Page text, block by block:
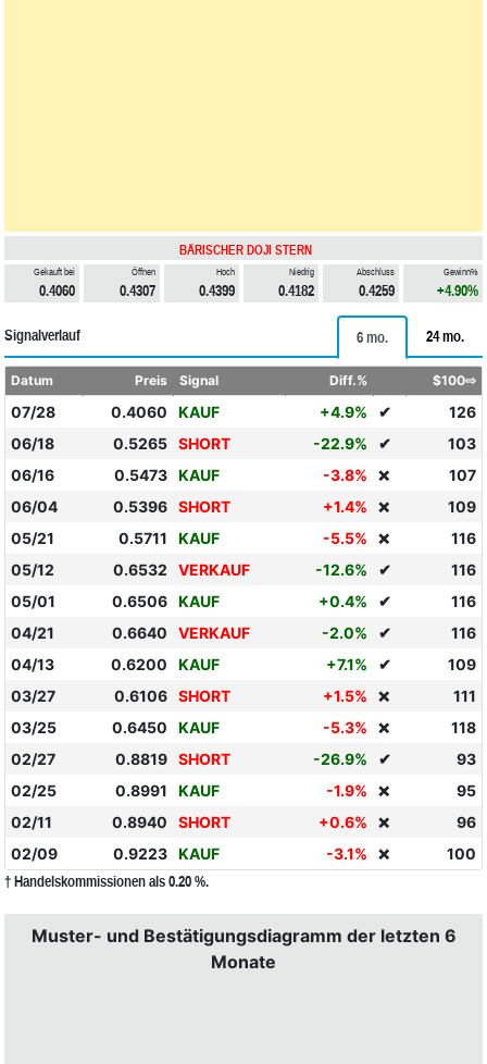
BÄRISCHER DOJI STERN
Gekauft bei
0.4060
Öffnen
0.4307
Hoch
0.4399
Niedrig
0.4182
Abschluss
0.4259
Gewinn%
+4.90%
Signalverlauf 6 mo. 24 mo.
Datum Preis Signal Diff.% $100⇨
07/28 0.4060 KAUF +4.9% ✔
126
06/18
0.5265 SHORT -22.9% ✔
103
06/16
0.5473 KAUF -3.8% ❌
107
06/04
0.5396 SHORT +1.4% ❌
109
05/21
0.5711 KAUF -5.5% ❌
116
05/12
0.6532 VERKAUF -12.6% ✔
116
05/01
0.6506 KAUF +0.4% ✔
116
04/21
0.6640 VERKAUF -2.0% ✔
116
04/13
0.6200 KAUF +7.1% ✔
109
03/27
0.6106 SHORT +1.5% ❌
111
03/25
0.6450 KAUF -5.3% ❌
118
02/27
0.8819 SHORT -26.9% ✔
93
02/25
0.8991 KAUF -1.9% ❌
95
02/11
0.8940 SHORT +0.6% ❌
96
02/09
0.9223 KAUF -3.1% ❌ 100
† Handelskommissionen als 0.20 %.
Muster- und Bestätigungsdiagramm der letzten 6
Monate